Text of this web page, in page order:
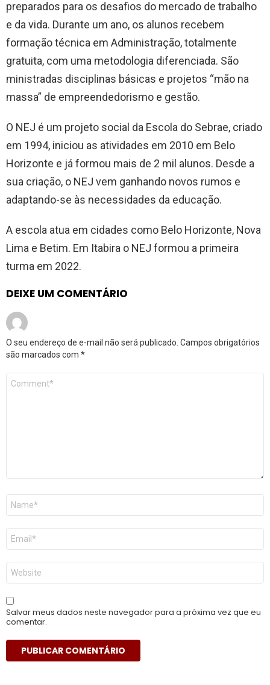
preparados para os desafios do mercado de trabalho
e da vida. Durante um ano, os alunos recebem
formação técnica em Administração, totalmente
gratuita, com uma metodologia diferenciada. São
ministradas disciplinas básicas e projetos “mão na
massa” de empreendedorismo e gestão.
O NEJ é um projeto social da Escola do Sebrae, criado
em 1994, iniciou as atividades em 2010 em Belo
Horizonte e já formou mais de 2 mil alunos. Desde a
sua criação, o NEJ vem ganhando novos rumos e
adaptando-se às necessidades da educação.
A escola atua em cidades como Belo Horizonte, Nova
Lima e Betim. Em Itabira o NEJ formou a primeira
turma em 2022.
DEIXE UM COMENTÁRIO
O seu endereço de e-mail não será publicado. Campos obrigatórios
são marcados com *
Comentário
Nome
E-
mail
*
Site
Salvar meus dados neste navegador para a próxima vez que eu
comentar.